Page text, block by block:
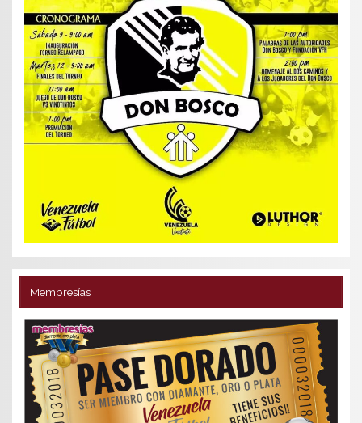
Membresías